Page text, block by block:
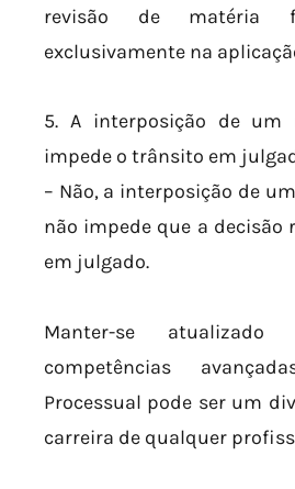
revisão de matéria
exclusivamente na
5. A interposição de um
impede o trânsito em
– Não, a interposição de
não impede que a decisão
em julgado.
Manter-se atualizado
competências
Processual pode ser um
carreira de qualquer